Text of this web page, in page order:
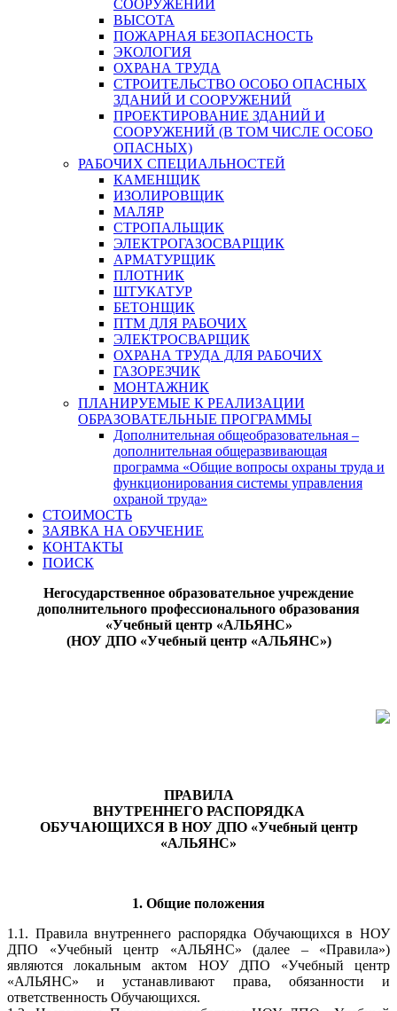
СООРУЖЕНИЙ
ВЫСОТА
ПОЖАРНАЯ БЕЗОПАСНОСТЬ
ЭКОЛОГИЯ
ОХРАНА ТРУДА
СТРОИТЕЛЬСТВО ОСОБО ОПАСНЫХ
ЗДАНИЙ И СООРУЖЕНИЙ
ПРОЕКТИРОВАНИЕ ЗДАНИЙ И
СООРУЖЕНИЙ (В ТОМ ЧИСЛЕ ОСОБО
ОПАСНЫХ)
РАБОЧИХ СПЕЦИАЛЬНОСТЕЙ
КАМЕНЩИК
ИЗОЛИРОВЩИК
МАЛЯР
СТРОПАЛЬЩИК
ЭЛЕКТРОГАЗОСВАРЩИК
АРМАТУРЩИК
ПЛОТНИК
ШТУКАТУР
БЕТОНЩИК
ПТМ ДЛЯ РАБОЧИХ
ЭЛЕКТРОСВАРЩИК
ОХРАНА ТРУДА ДЛЯ РАБОЧИХ
ГАЗОРЕЗЧИК
МОНТАЖНИК
ПЛАНИРУЕМЫЕ К РЕАЛИЗАЦИИ
ОБРАЗОВАТЕЛЬНЫЕ ПРОГРАММЫ
Дополнительная общеобразовательная –
дополнительная общеразвивающая
программа «Общие вопросы охраны труда и
функционирования системы управления
охраной труда»
СТОИМОСТЬ
ЗАЯВКА НА ОБУЧЕНИЕ
КОНТАКТЫ
ПОИСК
Негосударственное образовательное учреждение
дополнительного профессионального образования
«Учебный центр «АЛЬЯНС»
(НОУ ДПО «Учебный центр «АЛЬЯНС»)
ПРАВИЛА
ВНУТРЕННЕГО РАСПОРЯДКА
ОБУЧАЮЩИХСЯ В НОУ ДПО «Учебный центр
«АЛЬЯНС»
1. Общие положения
1.1. Правила внутреннего распорядка Обучающихся в НОУ
ДПО «Учебный центр «АЛЬЯНС» (далее – «Правила»)
являются локальным актом НОУ ДПО «Учебный центр
«АЛЬЯНС» и устанавливают права, обязанности и
ответственность Обучающихся.